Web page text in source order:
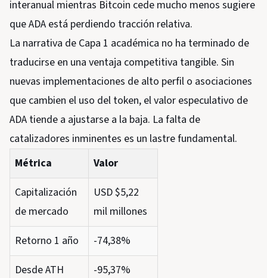
interanual mientras Bitcoin cede mucho menos sugiere
que ADA está perdiendo tracción relativa.
La narrativa de Capa 1 académica no ha terminado de
traducirse en una ventaja competitiva tangible. Sin
nuevas implementaciones de alto perfil o asociaciones
que cambien el uso del token, el valor especulativo de
ADA tiende a ajustarse a la baja. La falta de
catalizadores inminentes es un lastre fundamental.
Métrica
Valor
Capitalización
de mercado
USD $5,22
mil millones
Retorno 1 año
-74,38%
Desde ATH
-95,37%